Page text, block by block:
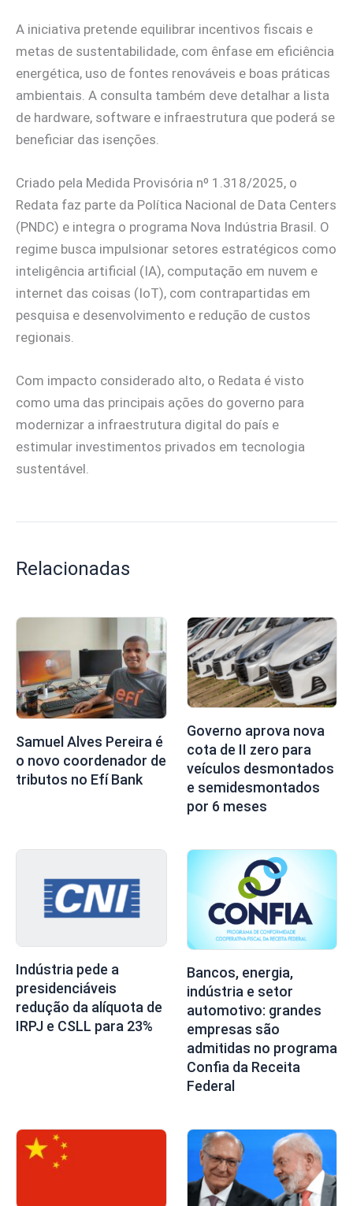
A iniciativa pretende equilibrar incentivos fiscais e
metas de sustentabilidade, com ênfase em eficiência
energética, uso de fontes renováveis e boas práticas
ambientais. A consulta também deve detalhar a lista
de hardware, software e infraestrutura que poderá se
beneficiar das isenções.
Criado pela Medida Provisória nº 1.318/2025, o
Redata faz parte da Política Nacional de Data Centers
(PNDC) e integra o programa Nova Indústria Brasil. O
regime busca impulsionar setores estratégicos como
inteligência artificial (IA), computação em nuvem e
internet das coisas (IoT), com contrapartidas em
pesquisa e desenvolvimento e redução de custos
regionais.
Com impacto considerado alto, o Redata é visto
como uma das principais ações do governo para
modernizar a infraestrutura digital do país e
estimular investimentos privados em tecnologia
sustentável.
Relacionadas
Samuel Alves Pereira é
o novo coordenador de
tributos no Efí Bank
Governo aprova nova
cota de II zero para
veículos desmontados
e semidesmontados
por 6 meses
Indústria pede a
presidenciáveis
redução da alíquota de
IRPJ e CSLL para 23%
Bancos, energia,
indústria e setor
automotivo: grandes
empresas são
admitidas no programa
Confia da Receita
Federal